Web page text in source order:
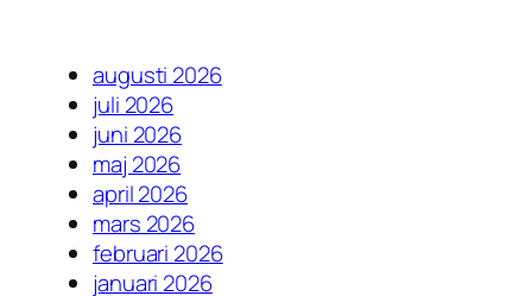
augusti 2026
juli 2026
juni 2026
maj 2026
april 2026
mars 2026
februari 2026
januari 2026